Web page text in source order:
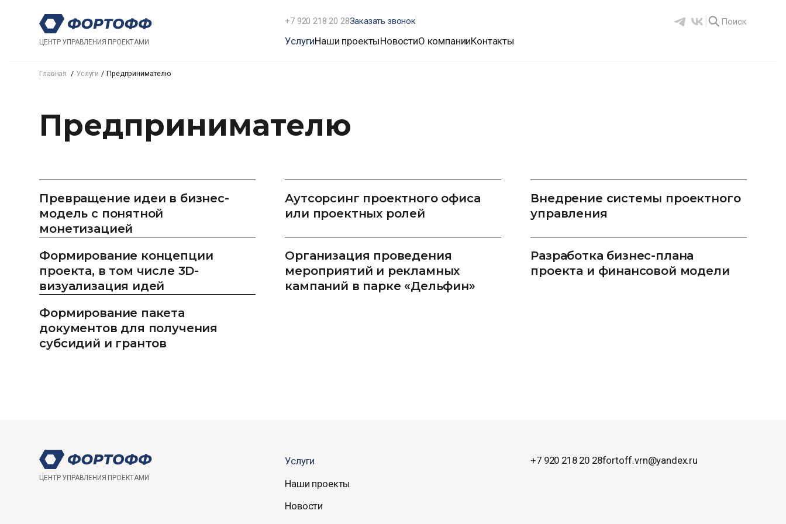
ЦЕНТР УПРАВЛЕНИЯ ПРОЕКТАМИ
+7 920 218 20 28Заказать звонок Поиск
УслугиНаши проектыНовостиО компанииКонтакты
Главная Услуги Предпринимателю
Предпринимателю
Превращение идеи в бизнес-
модель с понятной
монетизацией
Аутсорсинг проектного офиса
или проектных ролей
Внедрение системы проектного
управления
Формирование концепции
проекта, в том числе 3D-
визуализация идей
Организация проведения
мероприятий и рекламных
кампаний в парке «Дельфин»
Разработка бизнес-плана
проекта и финансовой модели
Формирование пакета
документов для получения
субсидий и грантов
ЦЕНТР УПРАВЛЕНИЯ ПРОЕКТАМИ
Услуги
Наши проекты
Новости
+7 920 218 20 28fortoff.vrn@yandex.ru